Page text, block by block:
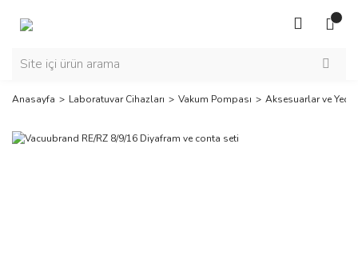
Anasayfa Laboratuvar Cihazları Vakum Pompası Aksesuarlar ve